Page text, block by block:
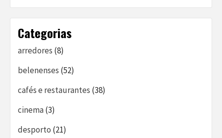
Categorias
arredores (8)
belenenses (52)
cafés e restaurantes (38)
cinema(3)
desporto (21)